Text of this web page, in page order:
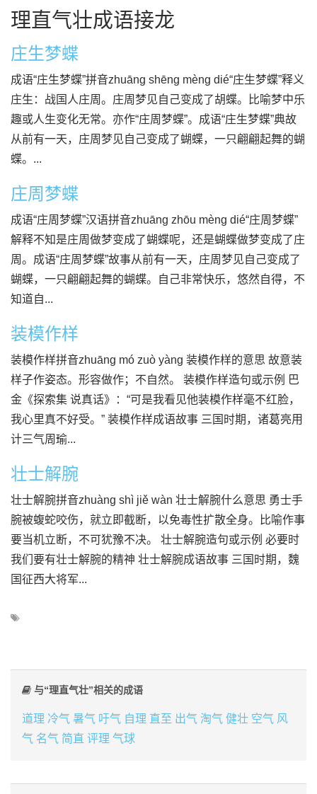
理直气壮成语接龙
庄生梦蝶
成语“庄生梦蝶”拼音zhuāng shēng mèng dié“庄生梦蝶”释义
庄生：战国人庄周。庄周梦见自己变成了胡蝶。比喻梦中乐
趣或人生变化无常。亦作“庄周梦蝶”。成语“庄生梦蝶”典故
从前有一天，庄周梦见自己变成了蝴蝶，一只翩翩起舞的蝴
蝶。...
庄周梦蝶
成语“庄周梦蝶”汉语拼音zhuāng zhōu mèng dié“庄周梦蝶”
解释不知是庄周做梦变成了蝴蝶呢，还是蝴蝶做梦变成了庄
周。成语“庄周梦蝶”故事从前有一天，庄周梦见自己变成了
蝴蝶，一只翩翩起舞的蝴蝶。自己非常快乐，悠然自得，不
知道自...
装模作样
装模作样拼音zhuāng mó zuò yàng 装模作样的意思 故意装
样子作姿态。形容做作；不自然。 装模作样造句或示例 巴
金《探索集 说真话》：“可是我看见他装模作样毫不红脸，
我心里真不好受。” 装模作样成语故事 三国时期，诸葛亮用
计三气周瑜...
壮士解腕
壮士解腕拼音zhuàng shì jiě wàn 壮士解腕什么意思 勇士手
腕被蝮蛇咬伤，就立即截断，以免毒性扩散全身。比喻作事
要当机立断，不可犹豫不决。 壮士解腕造句或示例 必要时
我们要有壮士解腕的精神 壮士解腕成语故事 三国时期，魏
国征西大将军...
与“理直气壮”相关的成语
道理 冷气 暑气 吁气 自理 直至 出气 淘气 健壮 空气 风
气 名气 简直 评理 气球